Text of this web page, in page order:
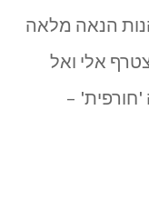
הנאה מלאה
אלי ואל
–